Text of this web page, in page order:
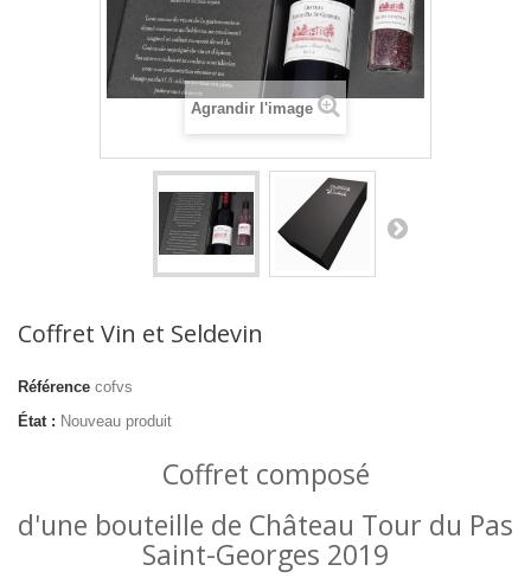
Agrandir l'image
Coffret Vin et Seldevin
Référence cofvs
État : Nouveau produit
Coffret composé
d'une bouteille de Château Tour du Pas
Saint-Georges 2019